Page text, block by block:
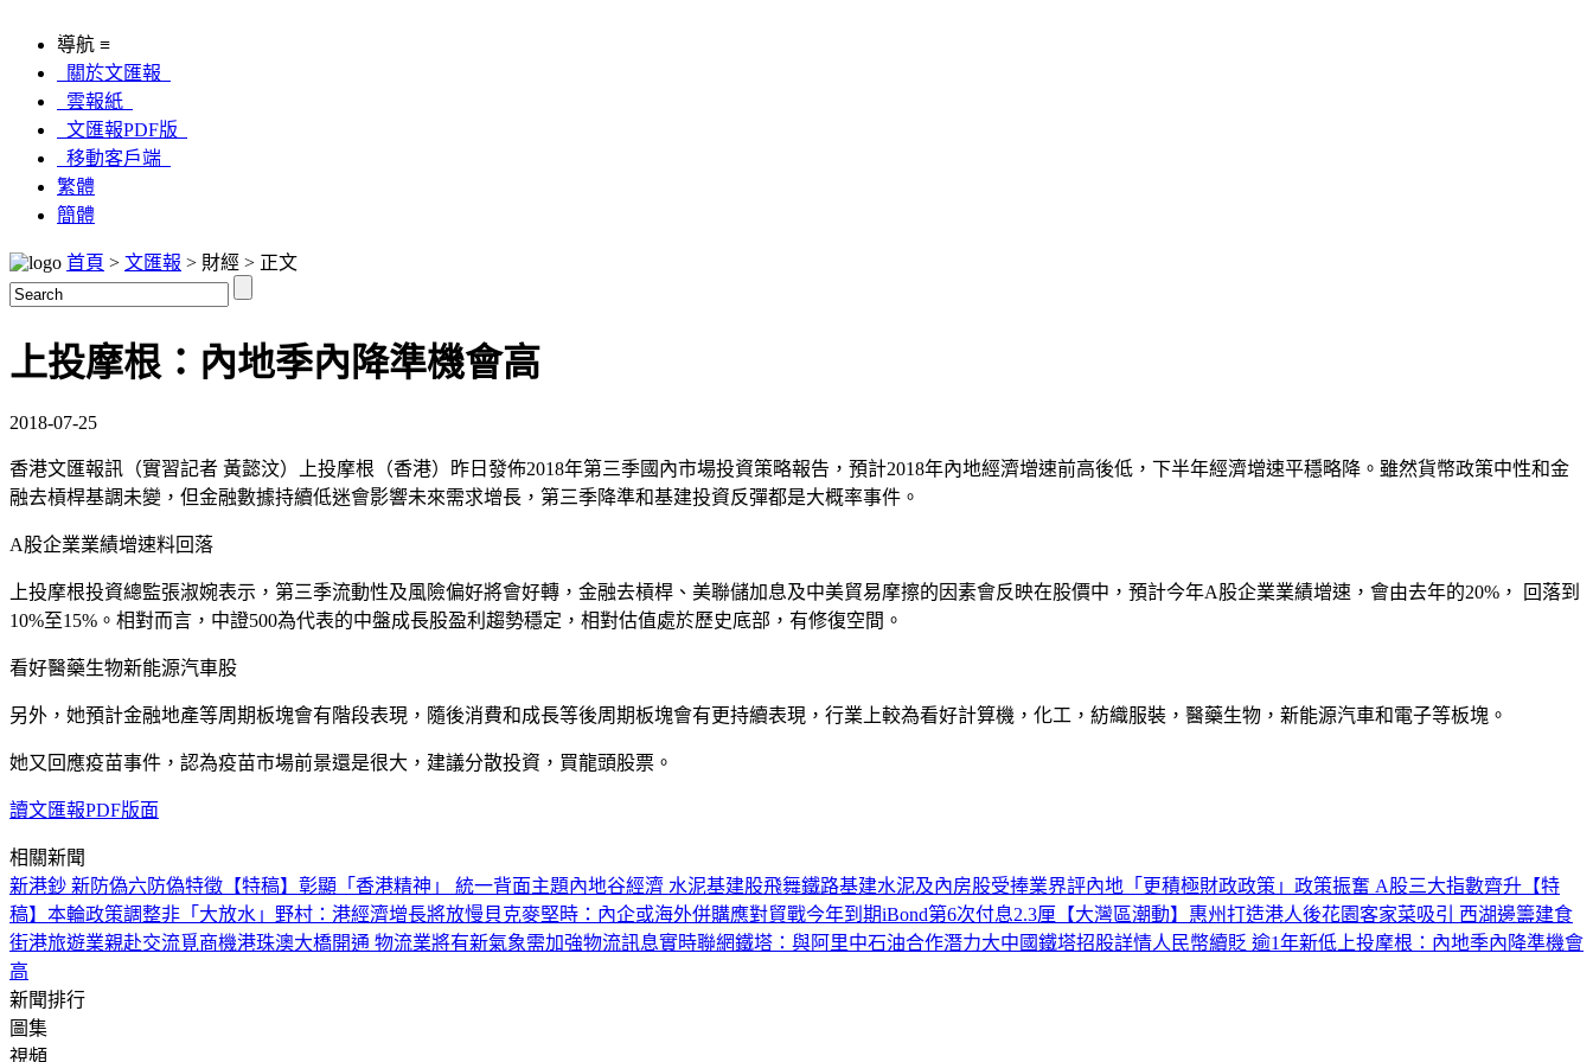
導航 ≡
關於文匯報
雲報紙
文匯報PDF版
移動客戶端
繁體
簡體
首頁 > 文匯報 > 財經 > 正文
上投摩根：內地季內降準機會高
2018-07-25
香港文匯報訊（實習記者 黃懿汶）上投摩根（香港）昨日發佈2018年第三季國內市場投資策略報告，預計2018年內地經濟增速前高後低，下半年經濟增速平穩略降。雖然貨幣政策中性和金
融去槓桿基調未變，但金融數據持續低迷會影響未來需求增長，第三季降準和基建投資反彈都是大概率事件。
A股企業業績增速料回落
上投摩根投資總監張淑婉表示，第三季流動性及風險偏好將會好轉，金融去槓桿、美聯儲加息及中美貿易摩擦的因素會反映在股價中，預計今年A股企業業績增速，會由去年的20%， 回落到
10%至15%。相對而言，中證500為代表的中盤成長股盈利趨勢穩定，相對估值處於歷史底部，有修復空間。
看好醫藥生物新能源汽車股
另外，她預計金融地產等周期板塊會有階段表現，隨後消費和成長等後周期板塊會有更持續表現，行業上較為看好計算機，化工，紡織服裝，醫藥生物，新能源汽車和電子等板塊。
她又回應疫苗事件，認為疫苗市場前景還是很大，建議分散投資，買龍頭股票。
讀文匯報PDF版面
相關新聞
新港鈔 新防偽六防偽特徵 【特稿】彰顯「香港精神」 統一背面主題內地谷經濟 水泥基建股飛舞鐵路基建水泥及內房股受捧業界評內地「更積極財政政策」 政策振奮 A股三大指數齊升 【特
稿】本輪政策調整非「大放水」 野村：港經濟增長將放慢貝克麥堅時：內企或海外併購應對貿戰今年到期iBond第6次付息2.3厘 【大灣區潮動】惠州打造港人後花園客家菜吸引 西湖邊籌建食
街港旅遊業親赴交流覓商機港珠澳大橋開通 物流業將有新氣象需加強物流訊息實時聯網鐵塔：與阿里中石油合作潛力大中國鐵塔招股詳情人民幣續貶 逾1年新低 上投摩根：內地季內降準機會
高
新聞排行
圖集
視頻